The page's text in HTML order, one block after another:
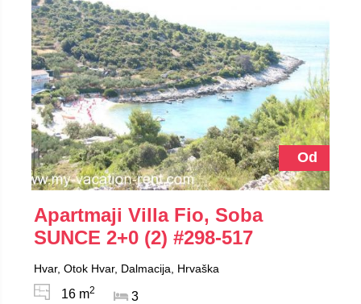
Od
Apartmaji Villa Fio, Soba
SUNCE 2+0 (2) #298-517
Hvar, Otok Hvar, Dalmacija, Hrvaška
16 m2 3